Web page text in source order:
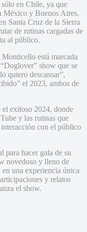
en Chile, ya que
México y Buenos Aires,
Santa Cruz de la Sierra
de rutinas cargadas de
al público.
está marcada
show que se
quiero descansar”,
el 2023, ambos de
exitoso 2024, donde
y las rutinas que
interacción con el público
para hacer gala de su
novedoso y lleno de
una experiencia única
y relatos
el show.